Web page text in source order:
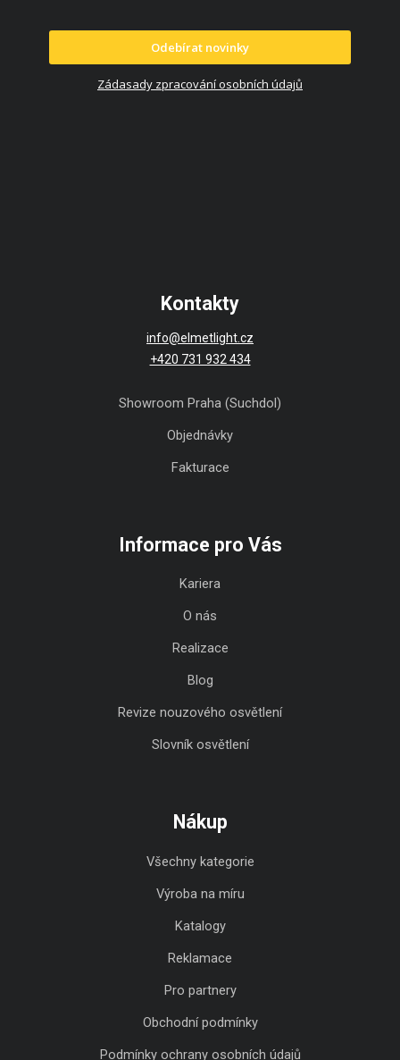
Odebírat novinky
Zádasady zpracování osobních údajů
Kontakty
info@elmetlight.cz
+420 731 932 434
Showroom Praha (Suchdol)
Objednávky
Fakturace
Informace pro Vás
Kariera
O nás
Realizace
Blog
Revize nouzového osvětlení
Slovník osvětlení
Nákup
Všechny kategorie
Výroba na míru
Katalogy
Reklamace
Pro partnery
Obchodní podmínky
Podmínky ochrany osobních údajů